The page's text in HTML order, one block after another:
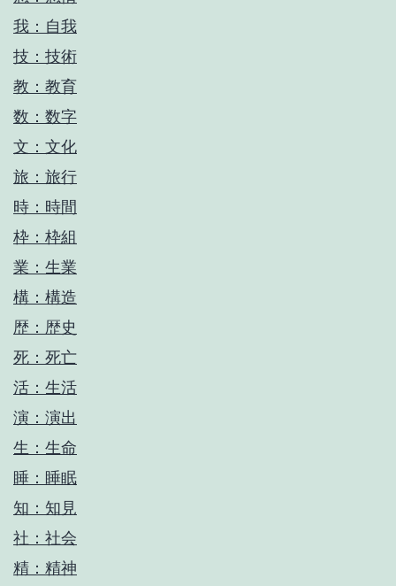
我：自我
技：技術
教：教育
数：数字
文：文化
旅：旅行
時：時間
枠：枠組
業：生業
構：構造
歴：歴史
死：死亡
活：生活
演：演出
生：生命
睡：睡眠
知：知見
社：社会
精：精神